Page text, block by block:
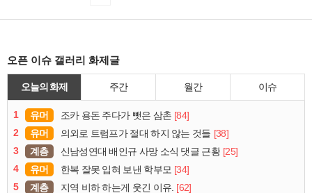
오픈 이슈 갤러리 화제글
오늘의 화제 주간 월간 이슈
1 유머 조카 용돈 주다가 뺏은 삼촌 [84]
2
유머 의외로 트럼프가 절대 하지 않는 것들 [38]
3
계층 신남성연대 배인규 사망 소식 댓글 근황 [25]
4
유머 한복 잘못 입혀 보낸 학부모 [34]
5
계층 지역 비하 하는게 웃긴 이유. [62]